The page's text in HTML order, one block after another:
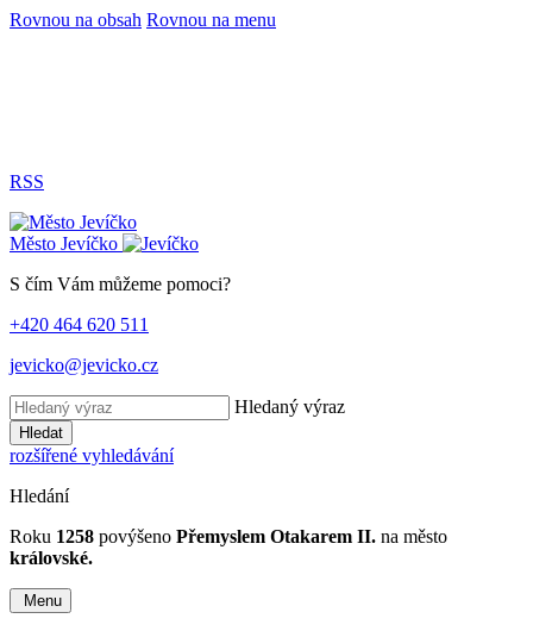
Rovnou na obsah Rovnou na menu
RSS
Město Jevíčko
S čím Vám můžeme pomoci?
+420 464 620 511
jevicko@jevicko.cz
Hledaný výraz
Hledat
rozšířené vyhledávání
Hledání
Roku 1258 povýšeno Přemyslem Otakarem II. na město
královské.
Menu